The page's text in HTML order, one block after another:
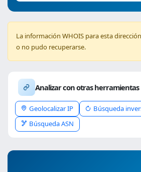
La información WHOIS para esta
o no pudo recuperarse.
Analizar con otras herramientas
Geolocalizar IP
Búsqueda
Búsqueda ASN